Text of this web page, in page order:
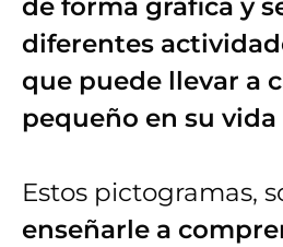
de forma gráfica y
diferentes
que puede llevar a
pequeño en su
Estos pictogramas,
enseñarle a